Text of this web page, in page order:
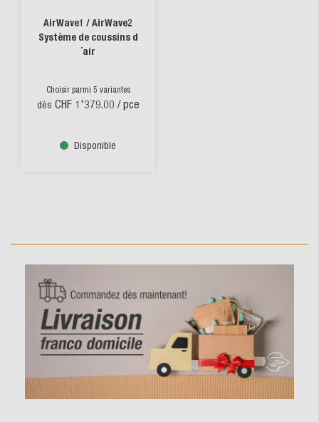
AirWave1 / AirWave2
Système de coussins d
´air
Choisir parmi 5 variantes
dès CHF 1'379.00 / pce
Disponible